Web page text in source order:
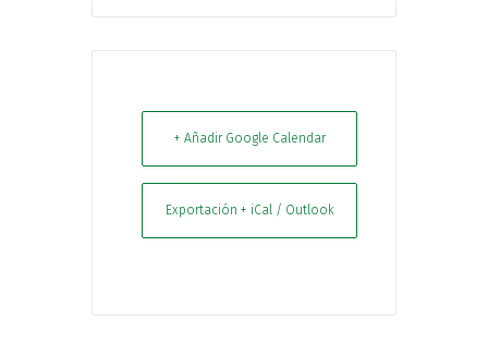
+ Añadir Google Calendar
Exportación + iCal / Outlook